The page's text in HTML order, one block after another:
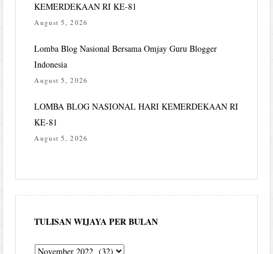
KEMERDEKAAN RI KE-81
August 5, 2026
Lomba Blog Nasional Bersama Omjay Guru Blogger
Indonesia
August 5, 2026
LOMBA BLOG NASIONAL HARI KEMERDEKAAN RI
KE-81
August 5, 2026
TULISAN WIJAYA PER BULAN
Tulisan